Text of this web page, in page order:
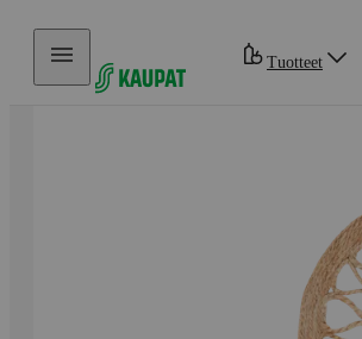
Hyppää sisältöön
Tuotteet